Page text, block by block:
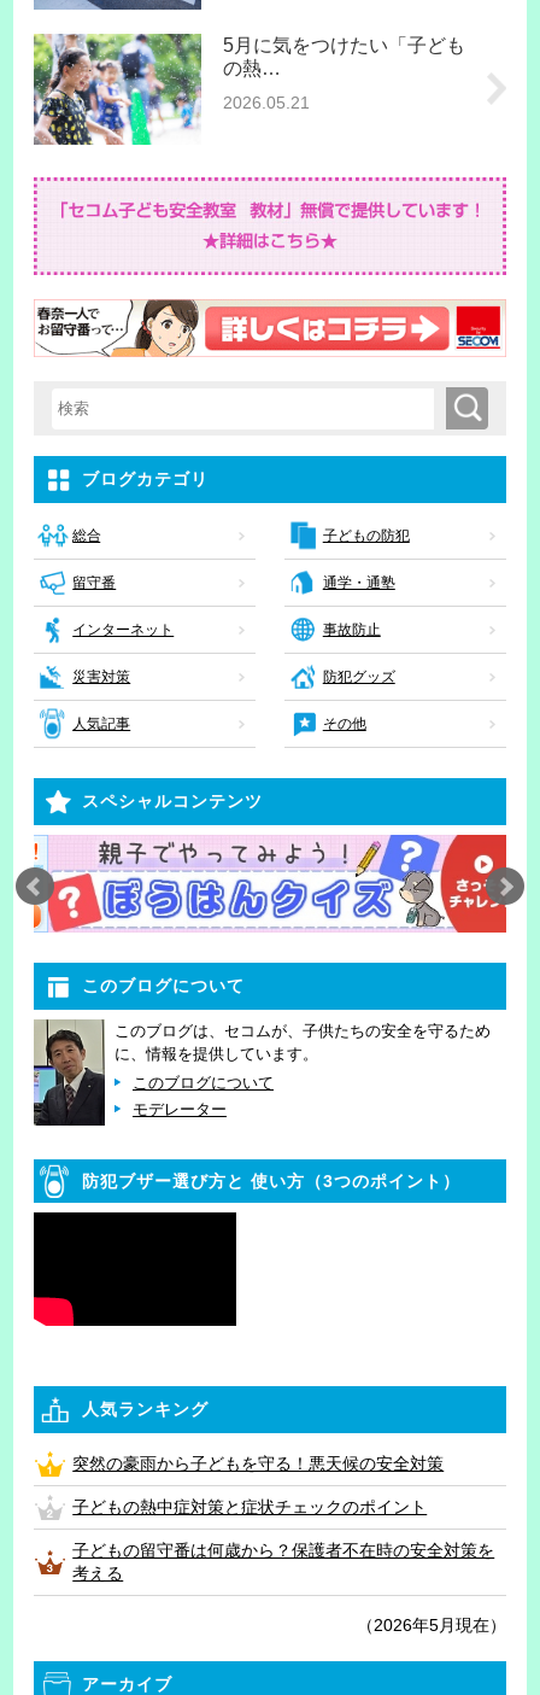
5月に気をつけたい「子ども
の熱…
2026.05.21
検索キーワード入力 検索
ブログカテゴリ
総合 子どもの防犯
留守番 通学・通塾
インターネット 事故防止
災害対策 防犯グッズ
人気記事 その他
スペシャルコンテンツ
このブログについて
このブログは、セコムが、子供たちの安全を守るため
に、情報を提供しています。
このブログについて
モデレーター
防犯ブザー選び方と 使い方（3つのポイント）
人気ランキング
突然の豪雨から子どもを守る！悪天候の安全対策
子どもの熱中症対策と症状チェックのポイント
子どもの留守番は何歳から？保護者不在時の安全対策を
考える
（2026年5月現在）
アーカイブ